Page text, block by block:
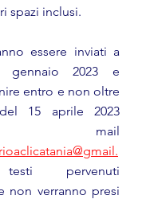
spazi inclusi.
essere inviati a
2023 e
entro e non oltre
15 aprile 2023
pervenuti
non verranno presi